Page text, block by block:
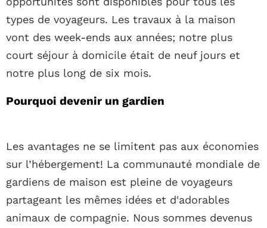
types de voyageurs. Les travaux à la maison
vont des week-ends aux années; notre plus
court séjour à domicile était de neuf jours et
notre plus long de six mois.
Pourquoi devenir un gardien
Les avantages ne se limitent pas aux économies
sur l’hébergement! La communauté mondiale de
gardiens de maison est pleine de voyageurs
partageant les mêmes idées et d'adorables
animaux de compagnie. Nous sommes devenus